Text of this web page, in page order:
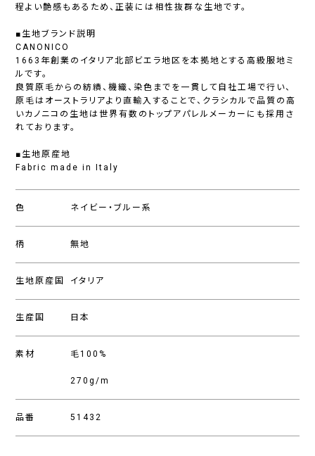
程よい艶感もあるため、正装には相性抜群な生地です。
■生地ブランド説明
CANONICO
1663年創業のイタリア北部ビエラ地区を本拠地とする高級服地ミ
ルです。
良質原毛からの紡績、機織、染色までを一貫して自社工場で行い、
原毛はオーストラリアより直輸入することで、クラシカルで品質の高
いカノニコの生地は世界有数のトップアパレルメーカーにも採用さ
れております。
■生地原産地
Fabric made in Italy
色 ネイビー・ブルー系
柄 無地
生地原産国 イタリア
生産国 日本
素材 毛100%
270g/m
品番 51432